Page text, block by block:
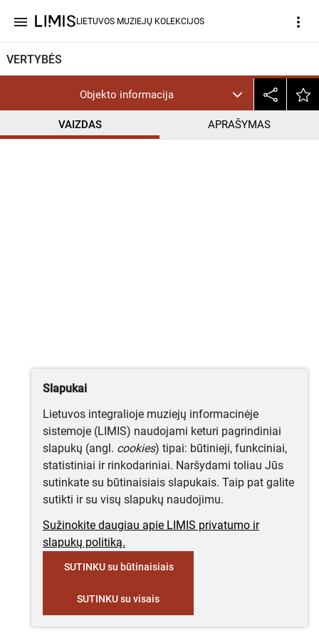
menu LIETUVOS MUZIEJŲ KOLEKCIJOS more_vert
VERTYBĖS
Objekto informacija
VAIZDAS APRAŠYMAS
Slapukai
Lietuvos integralioje muziejų informacinėje
sistemoje (LIMIS) naudojami keturi pagrindiniai
slapukų (angl. cookies) tipai: būtinieji, funkciniai,
statistiniai ir rinkodariniai. Naršydami toliau Jūs
sutinkate su būtinaisiais slapukais. Taip pat galite
sutikti ir su visų slapukų naudojimu.
Sužinokite daugiau apie LIMIS privatumo ir
slapukų politiką.
SUTINKU su būtinaisiais
SUTINKU su visais